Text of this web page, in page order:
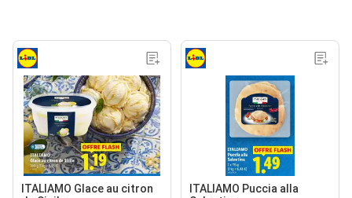
ITALIAMO Glace au citron
ITALIAMO Puccia alla